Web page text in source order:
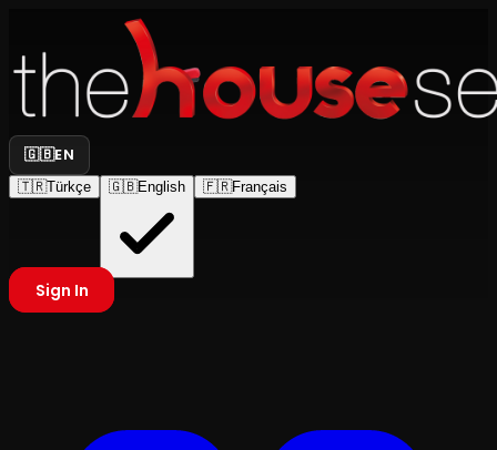
🇬🇧EN
🇹🇷Türkçe 🇬🇧English 🇫🇷Français
Sign In